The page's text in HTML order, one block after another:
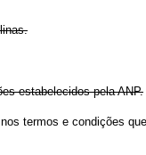
estabelecidos pela ANP.
termos e condições